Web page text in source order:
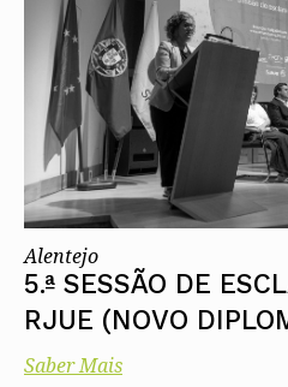
Alentejo
5.ª SESSÃO DE
RJUE (NOVO
Saber Mais